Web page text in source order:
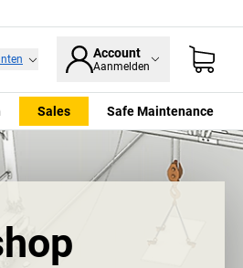
Account
Aanmelden
Sales Safe Maintenance